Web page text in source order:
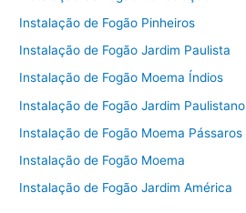
Instalação de Fogão Pinheiros
Instalação de Fogão Jardim Paulista
Instalação de Fogão Moema Índios
Instalação de Fogão Jardim Paulistano
Instalação de Fogão Moema Pássaros
Instalação de Fogão Moema
Instalação de Fogão Jardim América